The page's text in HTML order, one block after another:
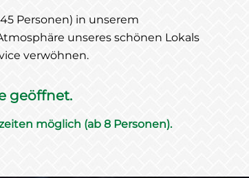
Personen) in unserem
unseres schönen Lokals
verwöhnen.
geöffnet.
möglich (ab 8 Personen).